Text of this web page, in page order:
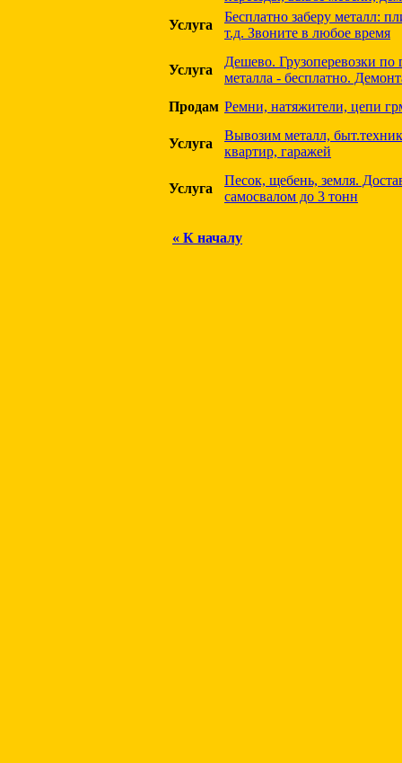
Услуга
Бесплатно заберу металл:
т.д. Звоните в любое время
Услуга
Дешево. Грузоперевозки по
металла - бесплатно.
Продам Ремни, натяжители, цепи
Услуга
Вывозим металл,
квартир, гаражей
Услуга
Песок, щебень, земля.
самосвалом до 3 тонн
« К началу